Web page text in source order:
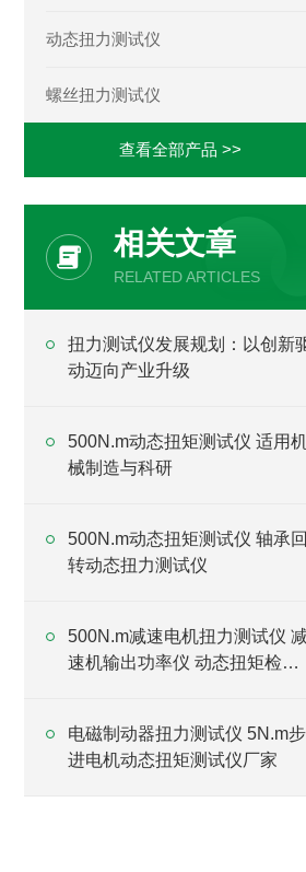
动态扭力测试仪
螺丝扭力测试仪
查看全部产品 >>
相关文章
RELATED ARTICLES
扭力测试仪发展规划：以创新
动迈向产业升级
500N.m动态扭矩测试仪 适用
械制造与科研
500N.m动态扭矩测试仪 轴承回
转动态扭力测试仪
500N.m减速电机扭力测试仪
速机输出功率仪 动态扭矩检测
电磁制动器扭力测试仪 5N.m步
进电机动态扭矩测试仪厂家